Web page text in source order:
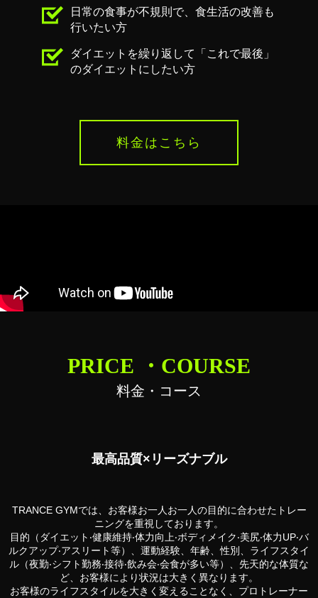
⽇常の⾷事が不規則で、⾷⽣活の改善も
⾏いたい⽅
ダイエットを繰り返して「これで最後」
のダイエットにしたい⽅
料金はこちら
PRICE ・COURSE
料金・コース
最⾼品質×リーズナブル
TRANCE GYMでは、お客様お⼀⼈お⼀⼈の⽬的に合わせたトレー
ニングを重視しております。
⽬的（ダイエット‧健康維持‧体⼒向上‧ボディメイク‧美尻‧体⼒UP‧バ
ルクアップ‧アスリート等）、運動経験、年齢、性別、ライフスタイ
ル（夜勤‧シフト勤務‧接待‧飲み会‧会⾷が多い等）、先天的な体質な
ど、お客様により状況は⼤きく異なります。
お客様のライフスタイルを⼤きく変えることなく、プロトレーナー